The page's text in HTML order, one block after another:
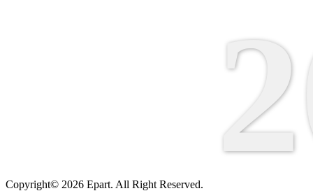
Copyright© 2026 Epart. All Right Reserved.